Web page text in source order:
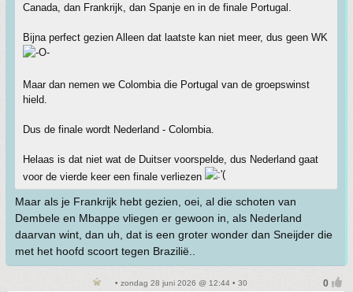
Canada, dan Frankrijk, dan Spanje en in de finale Portugal.
Bijna perfect gezien Alleen dat laatste kan niet meer, dus geen WK
Maar dan nemen we Colombia die Portugal van de groepswinst
hield.
Dus de finale wordt Nederland - Colombia.
Helaas is dat niet wat de Duitser voorspelde, dus Nederland gaat
voor de vierde keer een finale verliezen
Maar als je Frankrijk hebt gezien, oei, al die schoten van
Dembele en Mbappe vliegen er gewoon in, als Nederland
daarvan wint, dan uh, dat is een groter wonder dan Sneijder die
met het hoofd scoort tegen Brazilië..
• zondag 28 juni 2026 @ 12:44 • 30